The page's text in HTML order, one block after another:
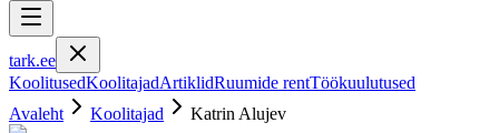
tark.ee
KoolitusedKoolitajadArtiklidRuumide rentTöökuulutused
Avaleht
Koolitajad Katrin Alujev